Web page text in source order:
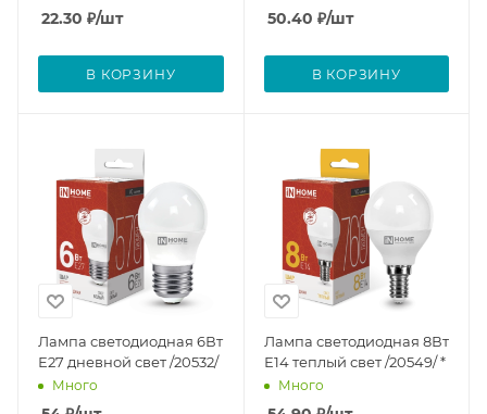
22.30 ₽/шт
В КОРЗИНУ
50.40 ₽/шт
В КОРЗИНУ
Лампа светодиодная 6Вт
Е27 дневной свет /20532/
Много
Лампа светодиодная 8Вт
Е14 теплый свет /20549/ *
Много